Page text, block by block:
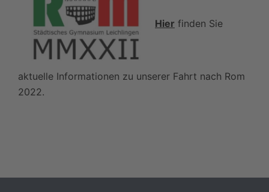
Hier finden Sie
aktuelle Informationen zu unserer Fahrt nach Rom
2022.